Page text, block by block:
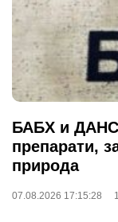
БАБХ и ДАНС
препарати,
природа
07.08.2026 17:15:28